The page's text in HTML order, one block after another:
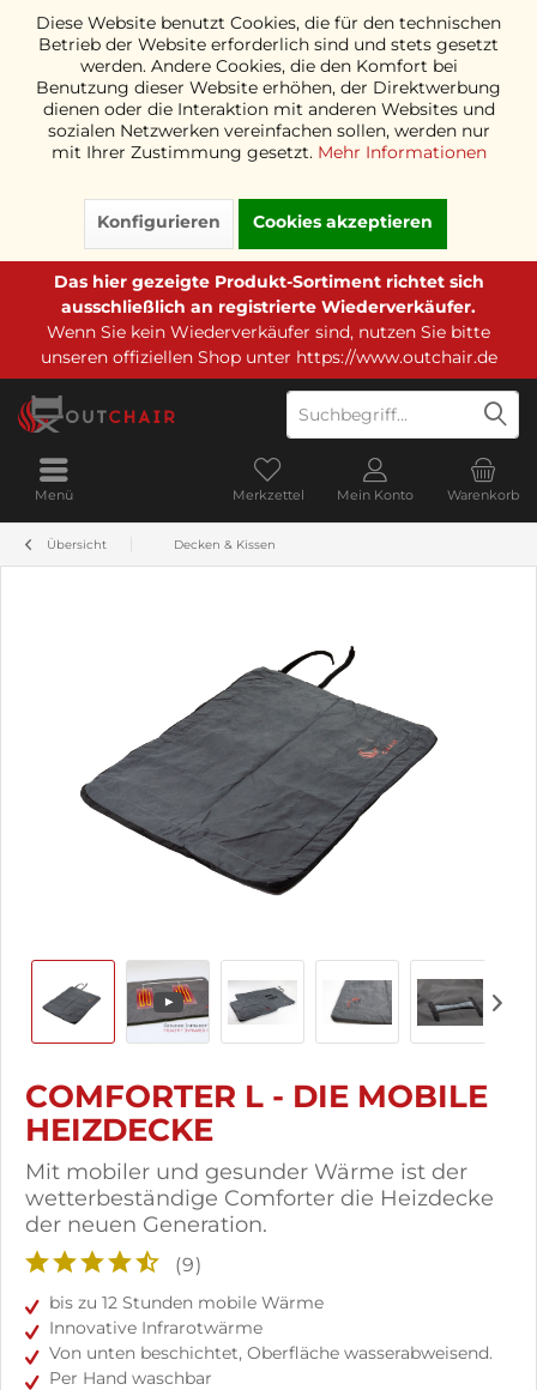
Diese Website benutzt Cookies, die für den technischen
Betrieb der Website erforderlich sind und stets gesetzt
werden. Andere Cookies, die den Komfort bei
Benutzung dieser Website erhöhen, der Direktwerbung
dienen oder die Interaktion mit anderen Websites und
sozialen Netzwerken vereinfachen sollen, werden nur
mit Ihrer Zustimmung gesetzt. Mehr Informationen
Konfigurieren Cookies akzeptieren
Das hier gezeigte Produkt-Sortiment richtet sich
ausschließlich an registrierte Wiederverkäufer.
Wenn Sie kein Wiederverkäufer sind, nutzen Sie bitte
unseren offiziellen Shop unter https://www.outchair.de
Menü Warenkorb
Merkzettel Mein Konto
Übersicht Decken & Kissen
COMFORTER L - DIE MOBILE
HEIZDECKE
Mit mobiler und gesunder Wärme ist der
wetterbeständige Comforter die Heizdecke
der neuen Generation.
(9)
bis zu 12 Stunden mobile Wärme
Innovative Infrarotwärme
Von unten beschichtet, Oberfläche wasserabweisend.
Per Hand waschbar